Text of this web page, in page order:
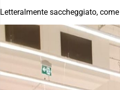
Letteralmente saccheggiato,